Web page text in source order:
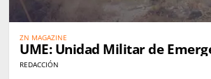
ZN MAGAZINE
UME: Unidad Militar de
REDACCIÓN